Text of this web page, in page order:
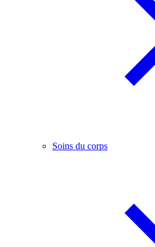
Soins du corps